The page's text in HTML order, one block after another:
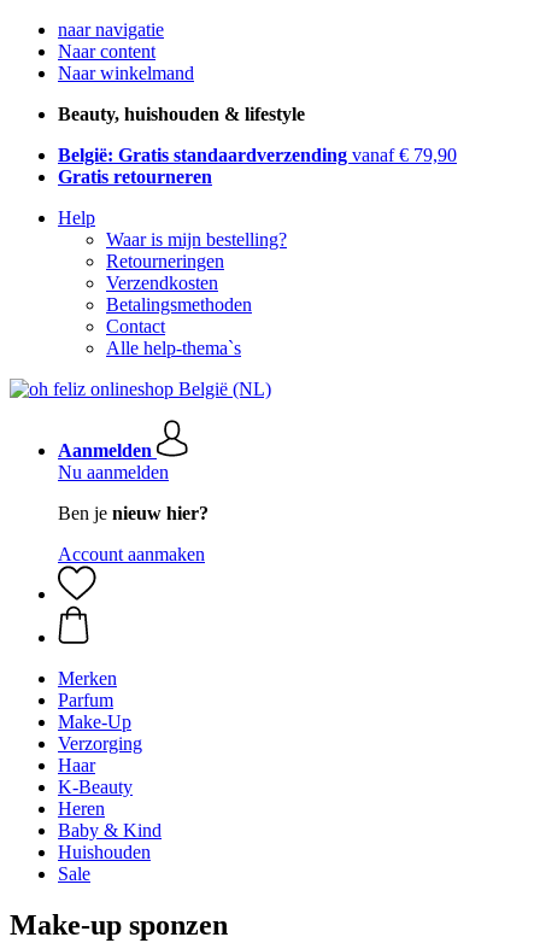
naar navigatie
Naar content
Naar winkelmand
Beauty, huishouden & lifestyle
België: Gratis standaardverzending vanaf € 79,90
Gratis retourneren
Help
Waar is mijn bestelling?
Retourneringen
Verzendkosten
Betalingsmethoden
Contact
Alle help-thema`s
Aanmelden
Nu aanmelden
Ben je nieuw hier?
Account aanmaken
Merken
Parfum
Make-Up
Verzorging
Haar
K-Beauty
Heren
Baby & Kind
Huishouden
Sale
Make-up sponzen